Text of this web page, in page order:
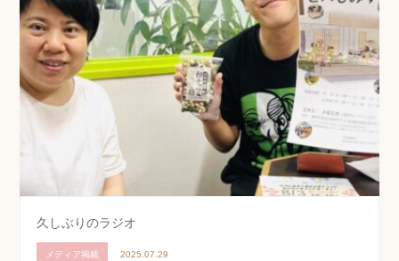
久しぶりのラジオ
メディア掲載 2025.07.29